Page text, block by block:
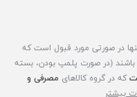
در صورتی مورد قبول است که
باشند (در صورت پلمپ بودن، بسته
که در گروه کالاهای مصرفی و
بیشتر